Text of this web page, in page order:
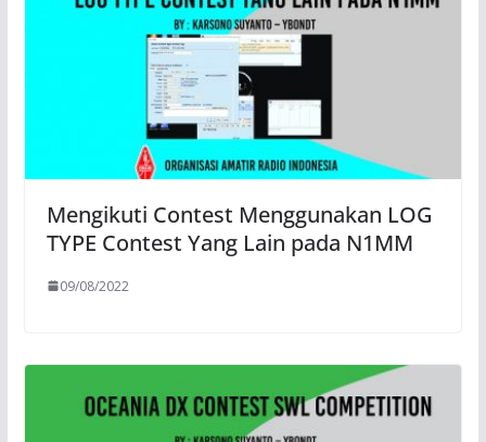
Mengikuti Contest Menggunakan LOG
TYPE Contest Yang Lain pada N1MM
09/08/2022